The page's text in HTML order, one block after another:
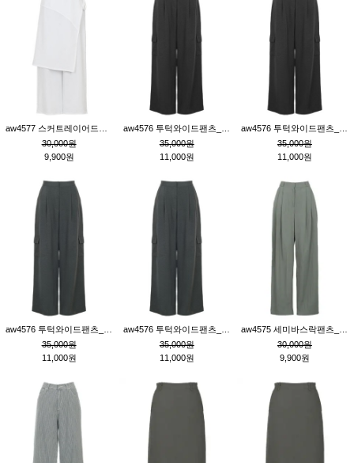
30,000원
9,900원
35,000원
11,000원
35,000원
11,000원
35,000원
11,000원
35,000원
11,000원
30,000원
9,900원